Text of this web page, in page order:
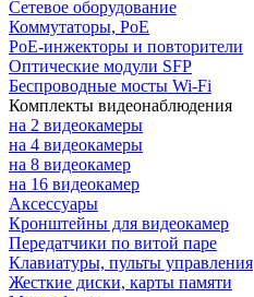
Сетевое оборудование
Коммутаторы, PoE
PoE-инжекторы и повторители
Оптические модули SFP
Беспроводные мосты Wi-Fi
Комплекты видеонаблюдения
на 2 видеокамеры
на 4 видеокамеры
на 8 видеокамер
на 16 видеокамер
Аксессуары
Кронштейны для видеокамер
Передатчики по витой паре
Клавиатуры, пульты управления
Жесткие диски, карты памяти